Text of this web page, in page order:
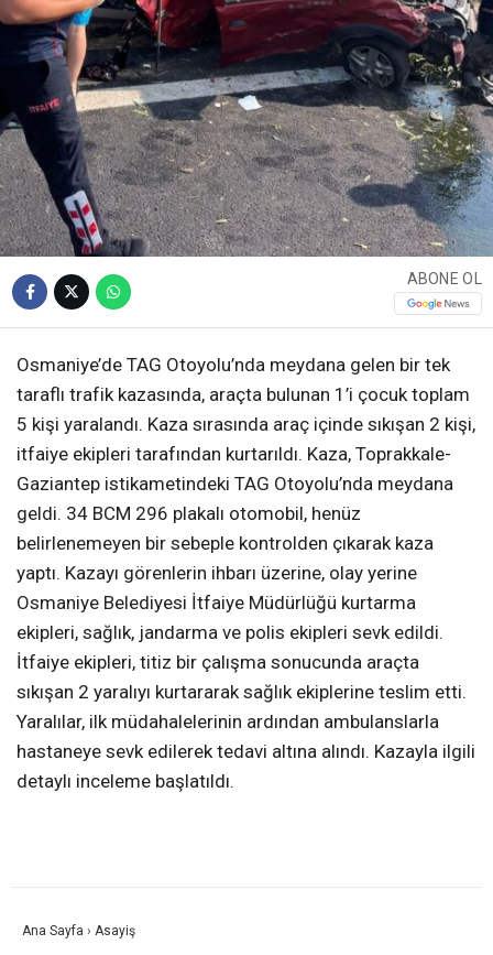
ABONE OL
Osmaniye’de TAG Otoyolu’nda meydana gelen bir tek
taraflı trafik kazasında, araçta bulunan 1’i çocuk toplam
5 kişi yaralandı. Kaza sırasında araç içinde sıkışan 2 kişi,
itfaiye ekipleri tarafından kurtarıldı. Kaza, Toprakkale-
Gaziantep istikametindeki TAG Otoyolu’nda meydana
geldi. 34 BCM 296 plakalı otomobil, henüz
belirlenemeyen bir sebeple kontrolden çıkarak kaza
yaptı. Kazayı görenlerin ihbarı üzerine, olay yerine
Osmaniye Belediyesi İtfaiye Müdürlüğü kurtarma
ekipleri, sağlık, jandarma ve polis ekipleri sevk edildi.
İtfaiye ekipleri, titiz bir çalışma sonucunda araçta
sıkışan 2 yaralıyı kurtararak sağlık ekiplerine teslim etti.
Yaralılar, ilk müdahalelerinin ardından ambulanslarla
hastaneye sevk edilerek tedavi altına alındı. Kazayla ilgili
detaylı inceleme başlatıldı.
Ana Sayfa › Asayiş